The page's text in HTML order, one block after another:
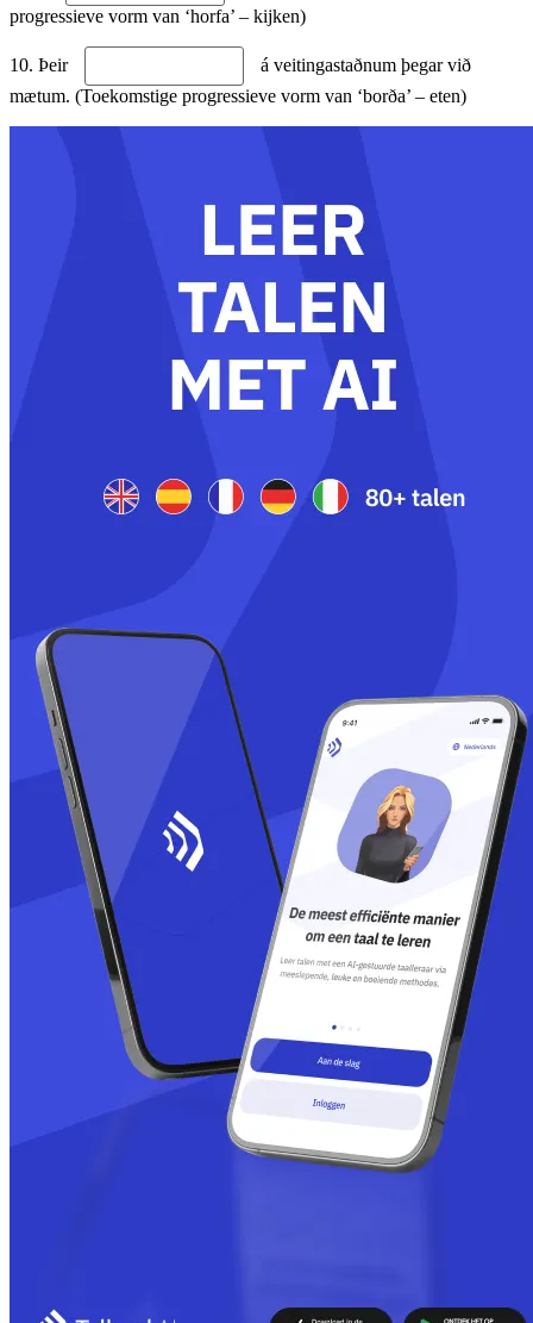
progressieve vorm van ‘horfa’ – kijken)
10. Þeir
á veitingastaðnum þegar við
mætum. (Toekomstige progressieve vorm van ‘borða’ – eten)